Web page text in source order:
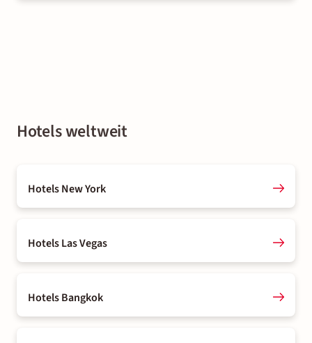
Hotels weltweit
Hotels New York
Hotels Las Vegas
Hotels Bangkok